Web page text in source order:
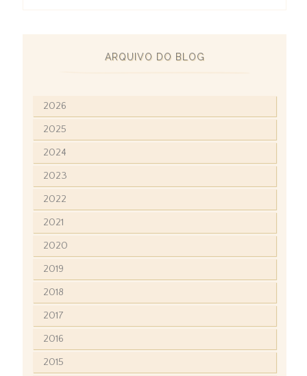
ARQUIVO DO BLOG
2026
2025
2024
2023
2022
2021
2020
2019
2018
2017
2016
2015